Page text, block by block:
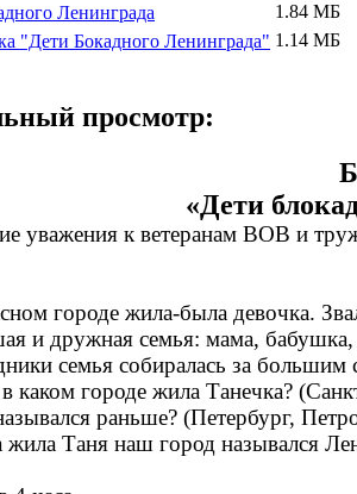
Ленинграда
1.84 МБ
"Дети Бокадного Ленинграда" 1.14 МБ
просмотр:
«Дети
уважения к ветеранам ВОВ и
городе жила-была девочка.
и дружная семья: мама, бабушка,
семья собиралась за большим
каком городе жила Танечка?
раньше? (Петербург,
Таня наш город назывался